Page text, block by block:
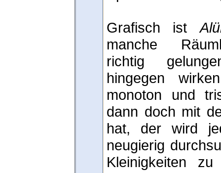
Grafisch ist
manche
richtig
hingegen
monoton und
dann doch mit
hat, der wird
neugierig
Kleinigkeiten